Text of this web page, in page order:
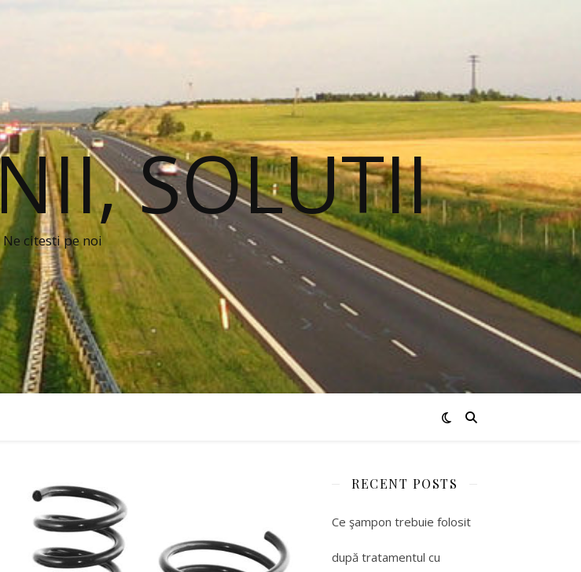
SOLUTII
Ne citesti pe noi
RECENT POSTS
Ce şampon trebuie folosit
după tratamentul cu